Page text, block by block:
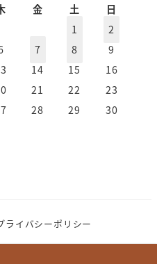
金 土
日
1
2
7 8
9
14 15
16
21 22
23
28 29
30
ライバシーポリシー